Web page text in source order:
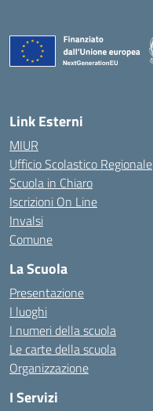
Link Esterni
MIUR
Ufficio Scolastico Regionale
Scuola in Chiaro
Iscrizioni On Line
Invalsi
Comune
La Scuola
Presentazione
I luoghi
I numeri della scuola
Le carte della scuola
Organizzazione
I Servizi